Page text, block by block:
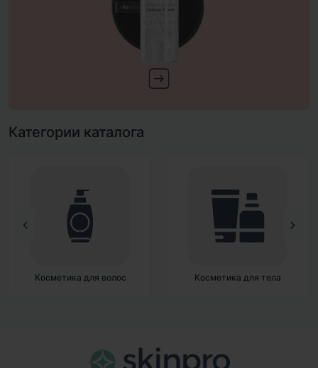
Категории каталога
Косметика для волос Косметика для тела